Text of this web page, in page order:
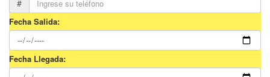
#
Fecha Salida:
Fecha Llegada: